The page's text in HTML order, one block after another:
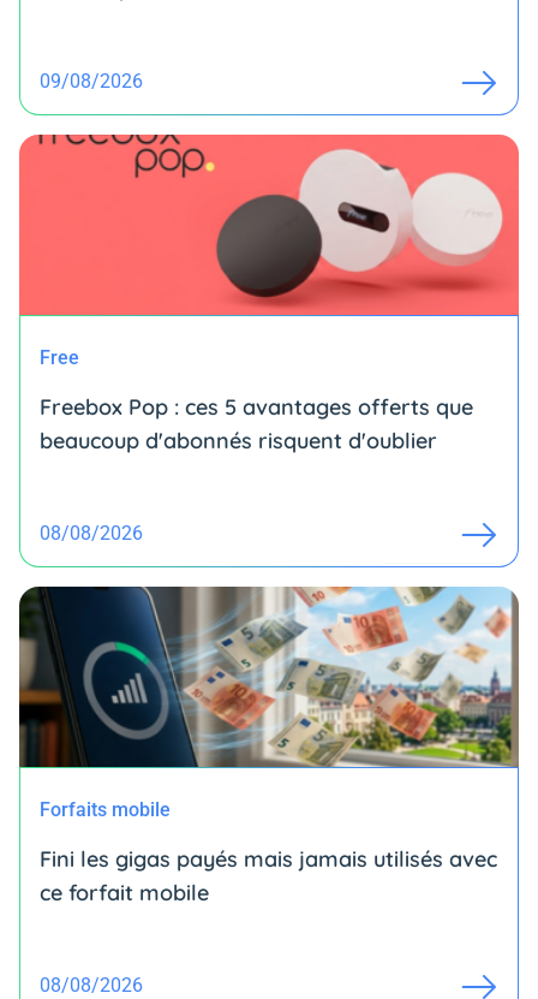
09/08/2026
Free
Freebox Pop : ces 5 avantages offerts que
beaucoup d'abonnés risquent d'oublier
08/08/2026
Forfaits mobile
Fini les gigas payés mais jamais utilisés avec
ce forfait mobile
08/08/2026